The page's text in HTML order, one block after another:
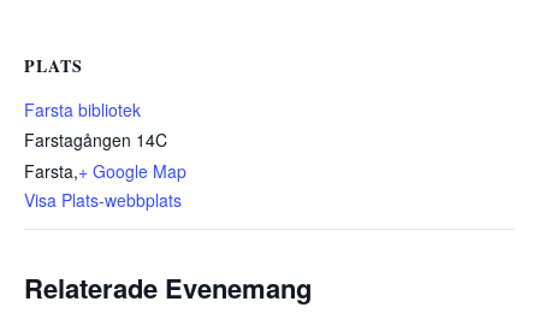
PLATS
Farsta bibliotek
Farstagången 14C
Farsta,+ Google Map
Visa Plats-webbplats
Relaterade Evenemang